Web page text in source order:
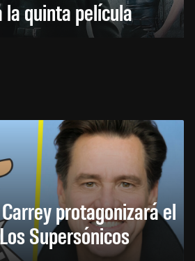
quinta película
protagonizará el
Supersónicos